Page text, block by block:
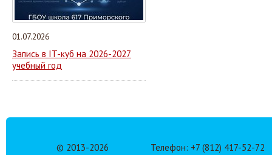
01.07.2026
Запись в IT-куб на 2026-2027
учебный год
© 2013-2026 Телефон: +7 (812) 417-52-72